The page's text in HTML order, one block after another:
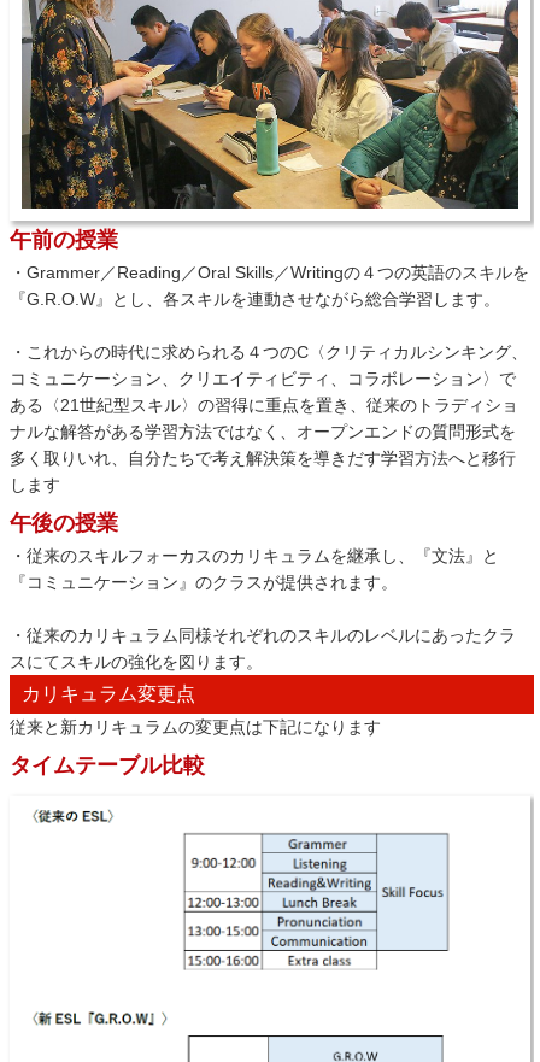
午前の授業
・Grammer／Reading／Oral Skills／Writingの４つの英語のスキルを
『G.R.O.W』とし、各スキルを連動させながら総合学習します。
・これからの時代に求められる４つのC〈クリティカルシンキング、
コミュニケーション、クリエイティビティ、コラボレーション〉で
ある〈21世紀型スキル〉の習得に重点を置き、従来のトラディショ
ナルな解答がある学習方法ではなく、オープンエンドの質問形式を
多く取りいれ、自分たちで考え解決策を導きだす学習方法へと移行
します
午後の授業
・従来のスキルフォーカスのカリキュラムを継承し、『文法』と
『コミュニケーション』のクラスが提供されます。
・従来のカリキュラム同様それぞれのスキルのレベルにあったクラ
スにてスキルの強化を図ります。
カリキュラム変更点
従来と新カリキュラムの変更点は下記になります
タイムテーブル比較